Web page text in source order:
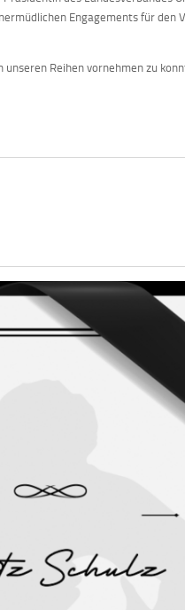
Engagements für den
Reihen vornehmen zu